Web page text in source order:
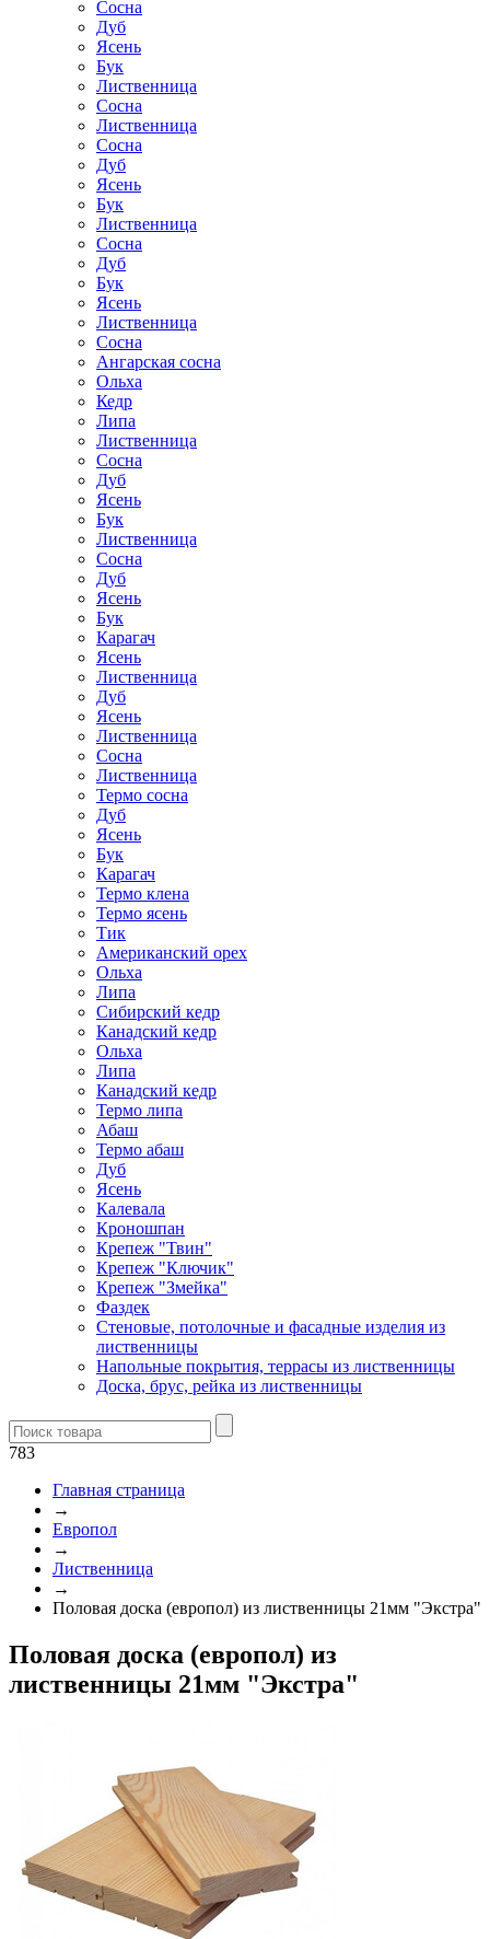
Сосна
Дуб
Ясень
Бук
Лиственница
Сосна
Лиственница
Сосна
Дуб
Ясень
Бук
Лиственница
Сосна
Дуб
Бук
Ясень
Лиственница
Сосна
Ангарская сосна
Ольха
Кедр
Липа
Лиственница
Сосна
Дуб
Ясень
Бук
Лиственница
Сосна
Дуб
Ясень
Бук
Карагач
Ясень
Лиственница
Дуб
Ясень
Лиственница
Сосна
Лиственница
Термо сосна
Дуб
Ясень
Бук
Карагач
Термо клена
Термо ясень
Тик
Американский орех
Ольха
Липа
Сибирский кедр
Канадский кедр
Ольха
Липа
Канадский кедр
Термо липа
Абаш
Термо абаш
Дуб
Ясень
Калевала
Кроношпан
Крепеж "Твин"
Крепеж "Ключик"
Крепеж "Змейка"
Фаздек
Стеновые, потолочные и фасадные изделия из
лиственницы
Напольные покрытия, террасы из лиственницы
Доска, брус, рейка из лиственницы
783
Главная страница
→
Европол
→
Лиственница
→
Половая доска (европол) из лиственницы 21мм "Экстра"
Половая доска (европол) из
лиственницы 21мм "Экстра"